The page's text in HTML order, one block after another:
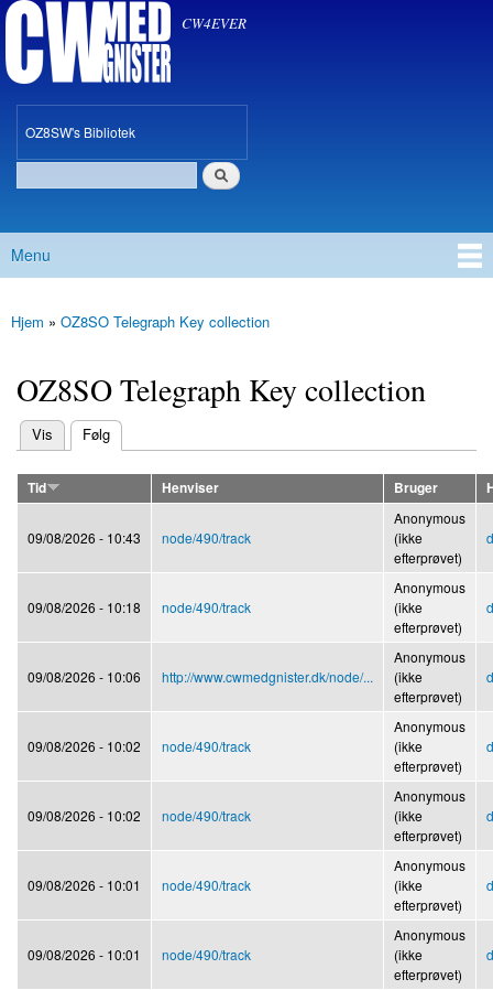
CW med Gnister CW4EVER
oz8swOZ8SW's Bibliotek
Søgefelt
Hovedmenu
Menu
Du er her
Hjem » OZ8SO Telegraph Key collection
OZ8SO Telegraph Key collection
Primære faneblade
Vis Følg
(aktiv fane)
Tid Henviser Bruger
09/08/2026 - 10:43 node/490/track
Anonymous
(ikke
efterprøvet)
09/08/2026 - 10:18 node/490/track
Anonymous
(ikke
efterprøvet)
09/08/2026 - 10:06 http://www.cwmedgnister.dk/node/...
Anonymous
(ikke
efterprøvet)
09/08/2026 - 10:02 node/490/track
Anonymous
(ikke
efterprøvet)
09/08/2026 - 10:02 node/490/track
Anonymous
(ikke
efterprøvet)
09/08/2026 - 10:01 node/490/track
Anonymous
(ikke
efterprøvet)
09/08/2026 - 10:01 node/490/track
Anonymous
(ikke
efterprøvet)